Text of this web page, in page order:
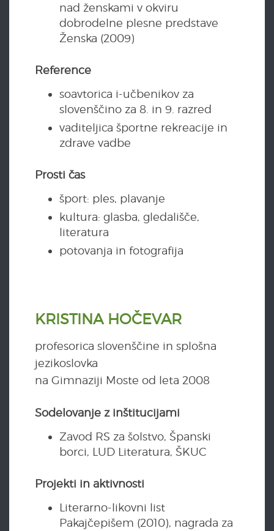
nad ženskami v okviru
dobrodelne plesne predstave
Ženska (2009)
Reference
soavtorica i-učbenikov za
slovenščino za 8. in 9. razred
vaditeljica športne rekreacije in
zdrave vadbe
Prosti čas
šport: ples, plavanje
kultura: glasba, gledališče,
literatura
potovanja in fotografija
KRISTINA HOČEVAR
profesorica slovenščine in splošna
jezikoslovka
na Gimnaziji Moste od leta 2008
Sodelovanje z inštitucijami
Zavod RS za šolstvo, Španski
borci, LUD Literatura, ŠKUC
Projekti in aktivnosti
Literarno-likovni list
Pakajčepišem (2010), nagrada za